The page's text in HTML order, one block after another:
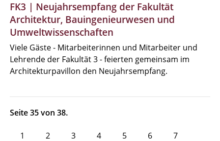
FK3 | Neujahrsempfang der Fakultät
Architektur, Bauingenieurwesen und
Umweltwissenschaften
Viele Gäste - Mitarbeiterinnen und Mitarbeiter und
Lehrende der Fakultät 3 - feierten gemeinsam im
Architekturpavillon den Neujahrsempfang.
Seite 35 von 38.
1 2 3 4 5 6 7